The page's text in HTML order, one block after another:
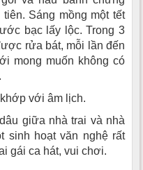
Sáng mồng một tết
bạc lấy lộc. Trong 3
rửa bát, mỗi lần đến
mong muốn không có
với âm lịch.
giữa nhà trai và nhà
sinh hoạt văn nghệ rất
gái ca hát, vui chơi.